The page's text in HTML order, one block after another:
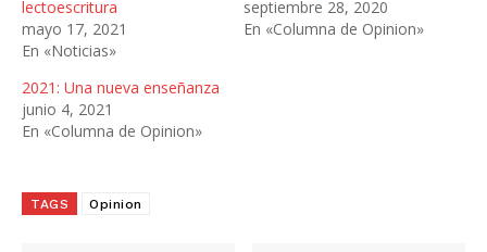
d
o
.
.
lectoescritura
mayo 17, 2021
En «Noticias»
septiembre 28, 2020
En «Columna de Opinion»
2021: Una nueva enseñanza
junio 4, 2021
En «Columna de Opinion»
TAGS Opinion